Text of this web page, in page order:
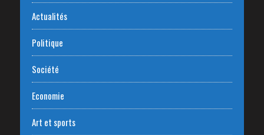
Actualités
Politique
Société
Economie
Art et sports